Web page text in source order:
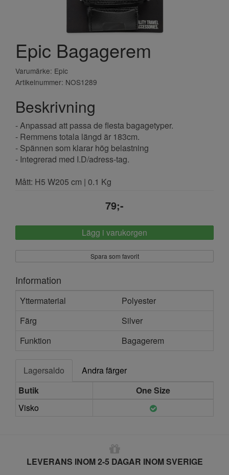
Epic Bagagerem
Varumärke: Epic
Artikelnummer: NOS1289
Beskrivning
- Anpassad att passa de flesta bagagetyper.
- Remmens totala längd är 183cm.
- Spännen som klarar hög belastning
- Integrerad med I.D/adress-tag.
Mått: H5 W205 cm | 0.1 Kg
79;-
Lägg i varukorgen
Spara som favorit
Information
Yttermaterial
Polyester
Färg
Silver
Funktion
Bagagerem
Lagersaldo
Andra färger
Butik
One Size
Visko
LEVERANS INOM 2-5 DAGAR INOM SVERIGE